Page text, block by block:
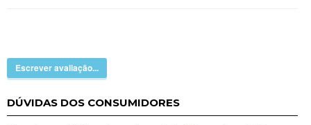
Escrever avaliação...
DÚVIDAS DOS CONSUMIDORES